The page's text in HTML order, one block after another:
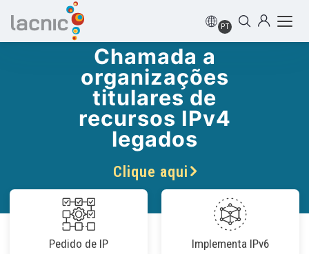
PT
Chamada a
organizações
titulares de
recursos IPv4
legados
Clique aqui
Pedido de IP Implementa IPv6